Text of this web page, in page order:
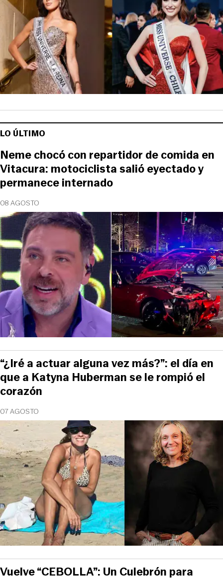
LO ÚLTIMO
08 AGOSTO
Neme chocó con repartidor de comida en
Vitacura: motociclista salió eyectado y
permanece internado
07 AGOSTO
“¿Iré a actuar alguna vez más?”: el día en
que a Katyna Huberman se le rompió el
corazón
Vuelve “CEBOLLA”: Un Culebrón para